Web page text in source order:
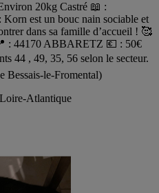
20kg Castré 📖 :
est un bouc nain sociable et
dans sa famille d’accueil ! 🥰
: 44170 ABBARETZ 💶 : 50€
44 , 49, 35, 56 selon le secteur.
Bessais-le-Fromental)
Atlantique